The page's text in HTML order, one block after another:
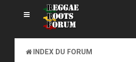
INDEX DU FORUM